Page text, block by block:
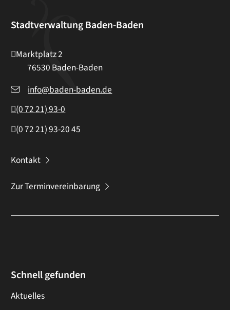
Stadtverwaltung Baden-Baden
Marktplatz 2
76530 Baden-Baden
info@baden-baden.de
(07221) 93-0
(07221) 93-2045
Kontakt
Zur Terminvereinbarung
Schnell gefunden
Aktuelles